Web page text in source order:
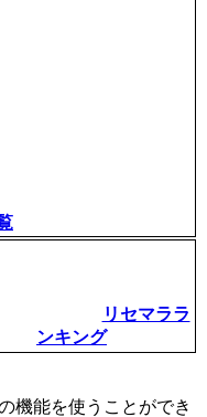
リセマララ
ンキング
機能を使うことができ